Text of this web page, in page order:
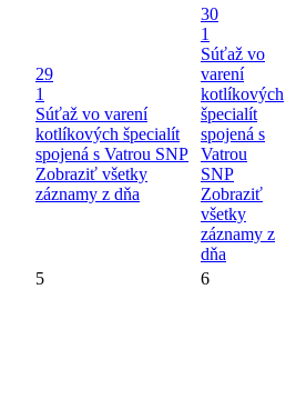
29
1
Súťaž vo varení
kotlíkových špecialít
spojená s Vatrou SNP
Zobraziť všetky
záznamy z dňa
30
1
Súťaž vo
varení
kotlíkových
špecialít
spojená s
Vatrou
SNP
Zobraziť
všetky
záznamy z
dňa
5 6